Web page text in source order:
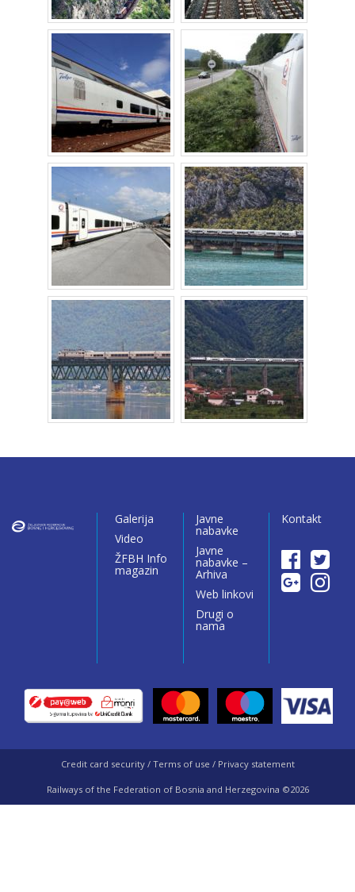
Galerija
Video
ŽFBH Info
magazin
Javne
nabavke
Javne
nabavke –
Arhiva
Web linkovi
Drugi o
nama
Kontakt
Credit card security / Terms of use / Privacy statement
Railways of the Federation of Bosnia and Herzegovina ©2026